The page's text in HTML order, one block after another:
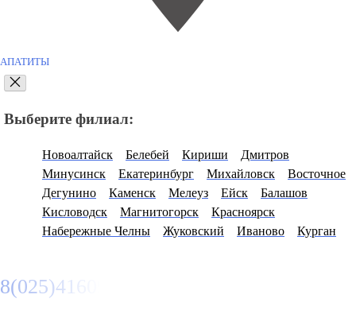
АПАТИТЫ
Выберите филиал:
Новоалтайск Белебей Кириши
Дмитров
Минусинск
Екатеринбург Михайловск
Восточное
Дегунино
Каменск Мелеуз Ейск
Балашов
Кисловодск
Магнитогорск
Красноярск
Набережные Челны
Жуковский Иваново Курган
8(025)4160950